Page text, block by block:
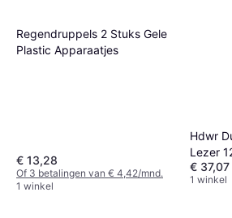
Regendruppels 2 Stuks Gele
Plastic Apparaatjes
€ 13,28
Of 3 betalingen van € 4,42/mnd.
1 winkel
Hdwr
Lezer
€ 37,07
1 winkel